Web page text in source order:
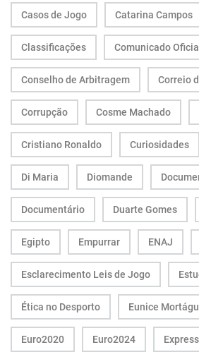
Casos de Jogo Catarina Campos
Classificações Comunicado Oficial
Conselho de Arbitragem Correio
Corrupção Cosme Machado
Cristiano Ronaldo Curiosidades
Di Maria Diomande
Documentário Duarte Gomes
Egipto Empurrar ENAJ
Esclarecimento Leis de Jogo
Ética no Desporto Eunice
Euro2020 Euro2024